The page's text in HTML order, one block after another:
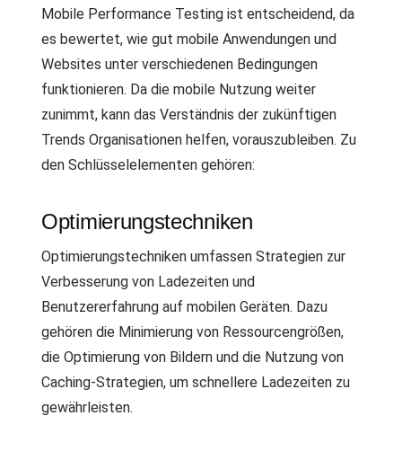
Mobile Performance Testing ist entscheidend, da
es bewertet, wie gut mobile Anwendungen und
Websites unter verschiedenen Bedingungen
funktionieren. Da die mobile Nutzung weiter
zunimmt, kann das Verständnis der zukünftigen
Trends Organisationen helfen, vorauszubleiben. Zu
den Schlüsselelementen gehören:
Optimierungstechniken
Optimierungstechniken umfassen Strategien zur
Verbesserung von Ladezeiten und
Benutzererfahrung auf mobilen Geräten. Dazu
gehören die Minimierung von Ressourcengrößen,
die Optimierung von Bildern und die Nutzung von
Caching-Strategien, um schnellere Ladezeiten zu
gewährleisten.